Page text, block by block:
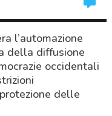
l’automazione
della diffusione
occidentali
delle